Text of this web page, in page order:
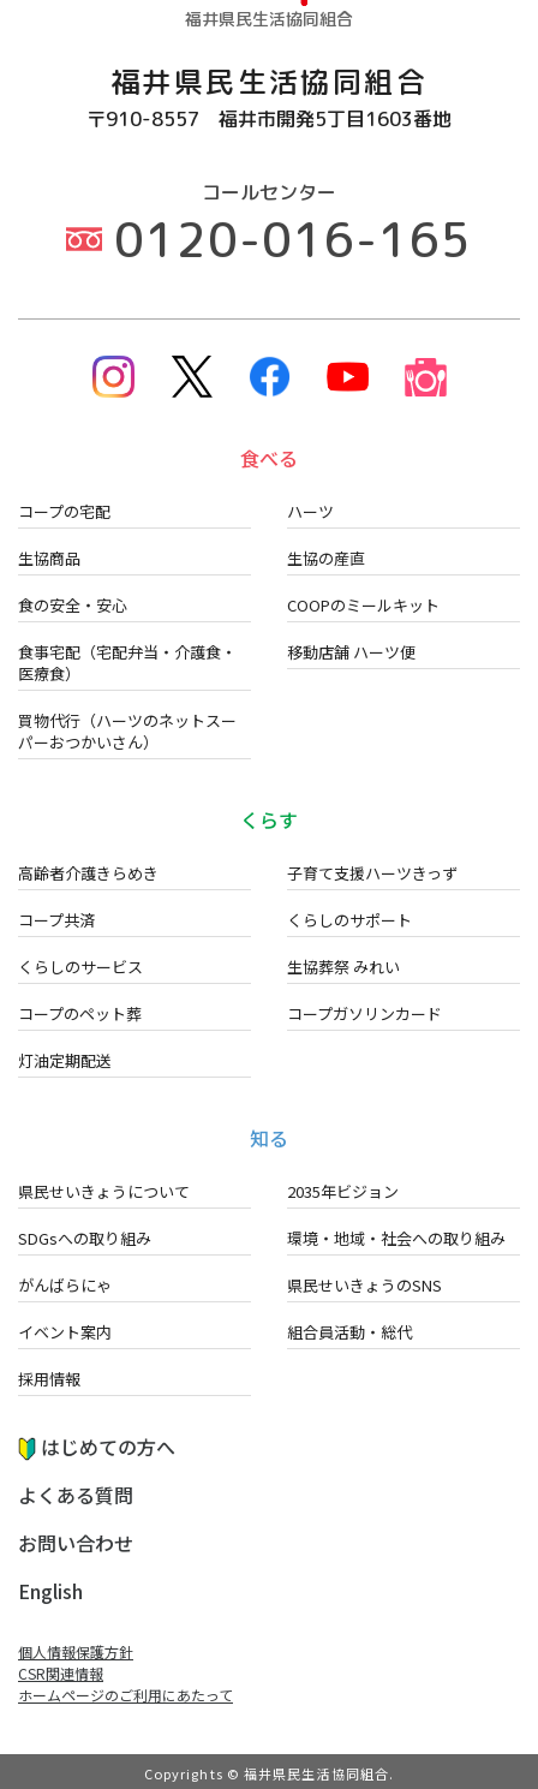
福井県民生活協同組合
福井県民生活協同組合
〒910-8557 福井市開発5丁目1603番地
コールセンター
0120-016-165
食べる
コープの宅配 ハーツ
生協商品 生協の産直
食の安全・安心 COOPのミールキット
食事宅配（宅配弁当・介護食・
医療食）
移動店舗 ハーツ便
買物代行（ハーツのネットスー
パーおつかいさん）
くらす
高齢者介護きらめき 子育て支援ハーツきっず
コープ共済 くらしのサポート
くらしのサービス 生協葬祭 みれい
コープのペット葬 コープガソリンカード
灯油定期配送
知る
県民せいきょうについて 2035年ビジョン
SDGsへの取り組み 環境・地域・ 社会への取り組み
がんばらにゃ 県民せいきょうのSNS
イベント案内 組合員活動・総代
採用情報
はじめての方へ
よくある質問
お問い合わせ
English
個人情報保護方針
CSR関連情報
ホームページのご利⽤にあたって
Copyrights © 福井県民生活協同組合.